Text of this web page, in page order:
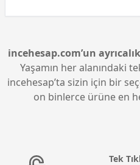
incehesap.com’un
Yaşamın her alanındaki
incehesap’ta sizin için bir
on binlerce ürüne en
Tek